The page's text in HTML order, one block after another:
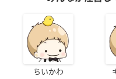
ちいかわ